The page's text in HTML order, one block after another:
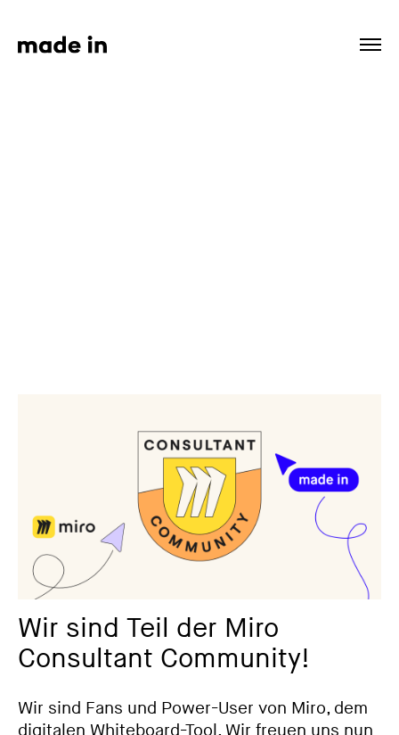
Wir sind Teil der Miro
Consultant Community!
Wir sind Fans und Power-User von Miro, dem
digitalen Whiteboard-Tool. Wir freuen uns nun